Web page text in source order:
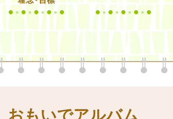
おもいでアルバム